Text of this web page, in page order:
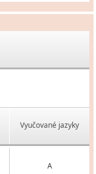
Vyučované jazyky
A